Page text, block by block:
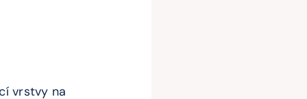
vrstvy na